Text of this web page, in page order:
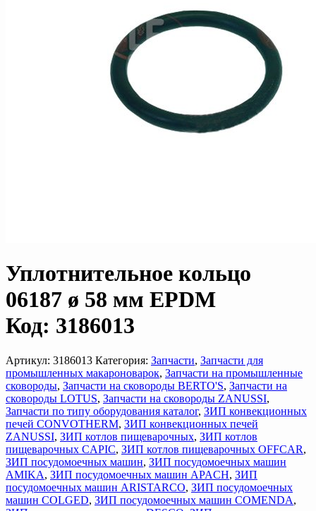
Уплотнительное кольцо
06187 ø 58 мм EPDM
Код: 3186013
Артикул: 3186013 Категория: Запчасти, Запчасти для
промышленных макароноварок, Запчасти на промышленные
сковороды, Запчасти на сковороды BERTO'S, Запчасти на
сковороды LOTUS, Запчасти на сковороды ZANUSSI,
Запчасти по типу оборудования каталог, ЗИП конвекционных
печей CONVOTHERM, ЗИП конвекционных печей
ZANUSSI, ЗИП котлов пищеварочных, ЗИП котлов
пищеварочных CAPIC, ЗИП котлов пищеварочных OFFCAR,
ЗИП посудомоечных машин, ЗИП посудомоечных машин
AMIKA, ЗИП посудомоечных машин APACH, ЗИП
посудомоечных машин ARISTARCO, ЗИП посудомоечных
машин COLGED, ЗИП посудомоечных машин COMENDA,